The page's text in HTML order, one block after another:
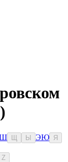
Ы ЭЮ Я
Z